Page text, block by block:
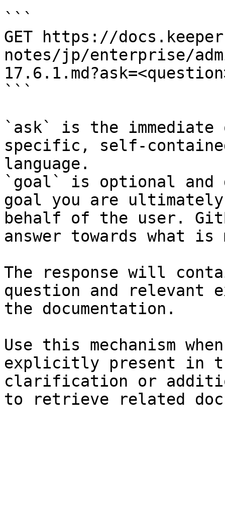
```
GET https://
notes/jp/enterprise/
```
`ask` is the
specific, self-
language.
`goal` is optional and
goal you are
behalf of the user.
answer towards what
The response will
question and relevant
the documentation.
Use this mechanism
explicitly present in
clarification or